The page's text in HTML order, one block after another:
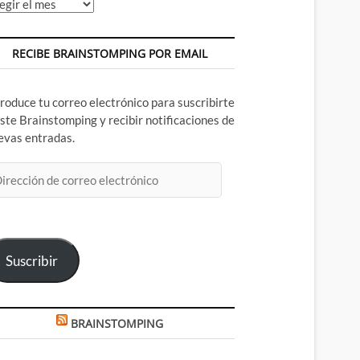
RECIBE BRAINSTOMPING POR EMAIL
tu correo electrónico para suscribirte
Brainstomping y recibir notificaciones de
entradas.
Suscribir
BRAINSTOMPING